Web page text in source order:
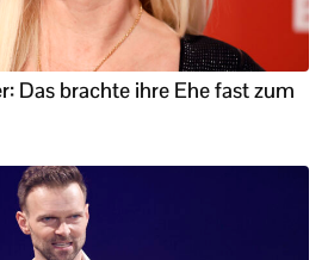
Das brachte ihre Ehe fast zum